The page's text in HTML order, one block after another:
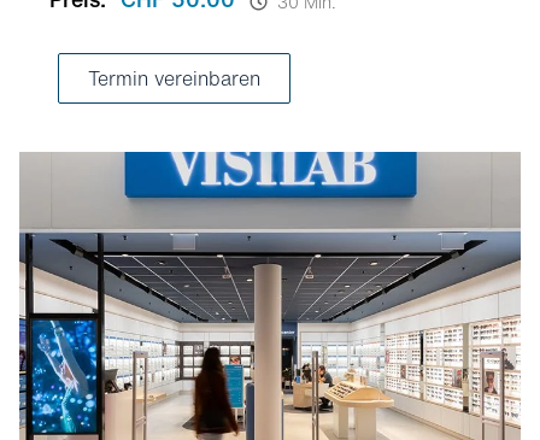
Termin vereinbaren